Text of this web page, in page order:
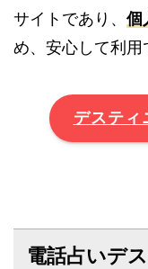
サイトであり、 個
め、安心して利用
デスティ
電話占いデ